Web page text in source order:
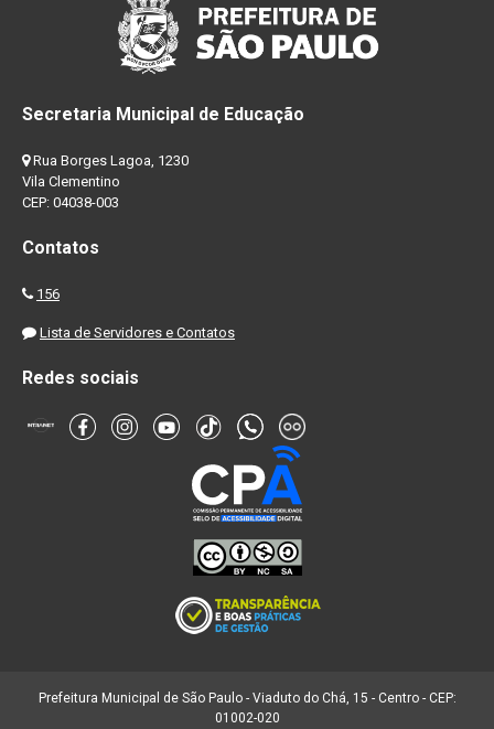
Secretaria Municipal de Educação
Rua Borges Lagoa, 1230
Vila Clementino
CEP: 04038-003
Contatos
156
Lista de Servidores e Contatos
Redes sociais
Prefeitura Municipal de São Paulo - Viaduto do Chá, 15 - Centro - CEP:
01002-020